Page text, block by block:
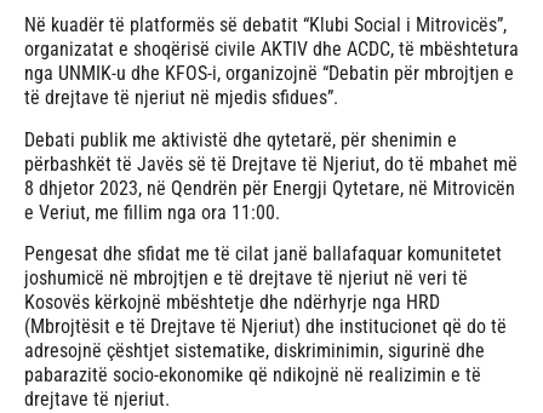
Në kuadër të platformës së debatit “Klubi Social i Mitrovicës”,
organizatat e shoqërisë civile AKTIV dhe ACDC, të mbështetura
nga UNMIK-u dhe KFOS-i, organizojnë “Debatin për mbrojtjen e
të drejtave të njeriut në mjedis sfidues”.
Debati publik me aktivistë dhe qytetarë, për shenimin e
përbashkët të Javës së të Drejtave të Njeriut, do të mbahet më
8 dhjetor 2023, në Qendrën për Energji Qytetare, në Mitrovicën
e Veriut, me fillim nga ora 11:00.
Pengesat dhe sfidat me të cilat janë ballafaquar komunitetet
joshumicë në mbrojtjen e të drejtave të njeriut në veri të
Kosovës kërkojnë mbështetje dhe ndërhyrje nga HRD
(Mbrojtësit e të Drejtave të Njeriut) dhe institucionet që do të
adresojnë çështjet sistematike, diskriminimin, sigurinë dhe
pabarazitë socio-ekonomike që ndikojnë në realizimin e të
drejtave të njeriut.